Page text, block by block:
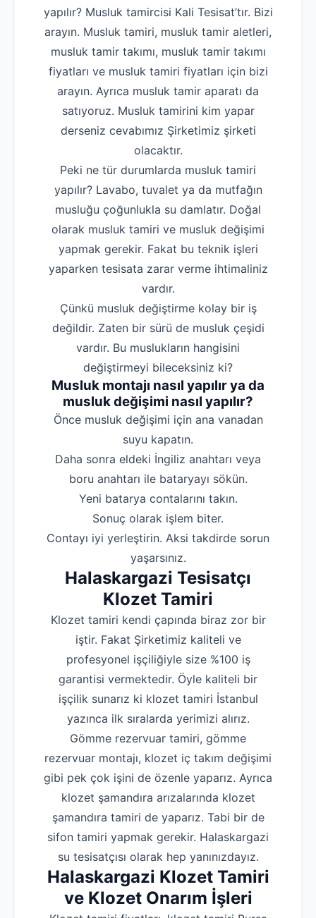
yapılır? Musluk tamircisi Kali Tesisat’tır. Bizi
arayın. Musluk tamiri, musluk tamir aletleri,
musluk tamir takımı, musluk tamir takımı
fiyatları ve musluk tamiri fiyatları için bizi
arayın. Ayrıca musluk tamir aparatı da
satıyoruz. Musluk tamirini kim yapar
derseniz cevabımız Şirketimiz şirketi
olacaktır.
Peki ne tür durumlarda musluk tamiri
yapılır? Lavabo, tuvalet ya da mutfağın
musluğu çoğunlukla su damlatır. Doğal
olarak musluk tamiri ve musluk değişimi
yapmak gerekir. Fakat bu teknik işleri
yaparken tesisata zarar verme ihtimaliniz
vardır.
Çünkü musluk değiştirme kolay bir iş
değildir. Zaten bir sürü de musluk çeşidi
vardır. Bu muslukların hangisini
değiştirmeyi bileceksiniz ki?
Musluk montajı nasıl yapılır ya da
musluk değişimi nasıl yapılır?
‌Önce musluk değişimi için ana vanadan
suyu kapatın.
‌Daha sonra eldeki İngiliz anahtarı veya
boru anahtarı ile bataryayı sökün.
‌Yeni batarya contalarını takın.
‌Sonuç olarak işlem biter.
‌Contayı iyi yerleştirin. Aksi takdirde sorun
yaşarsınız.
Halaskargazi Tesisatçı
Klozet Tamiri
Klozet tamiri kendi çapında biraz zor bir
iştir. Fakat Şirketimiz kaliteli ve
profesyonel işçiliğiyle size %100 iş
garantisi vermektedir. Öyle kaliteli bir
işçilik sunarız ki klozet tamiri İstanbul
yazınca ilk sıralarda yerimizi alırız.
Gömme rezervuar tamiri, gömme
rezervuar montajı, klozet iç takım değişimi
gibi pek çok işini de özenle yaparız. Ayrıca
klozet şamandıra arızalarında klozet
şamandıra tamiri de yaparız. Tabi bir de
sifon tamiri yapmak gerekir. Halaskargazi
su tesisatçısı olarak hep yanınızdayız.
Halaskargazi Klozet Tamiri
ve Klozet Onarım İşleri